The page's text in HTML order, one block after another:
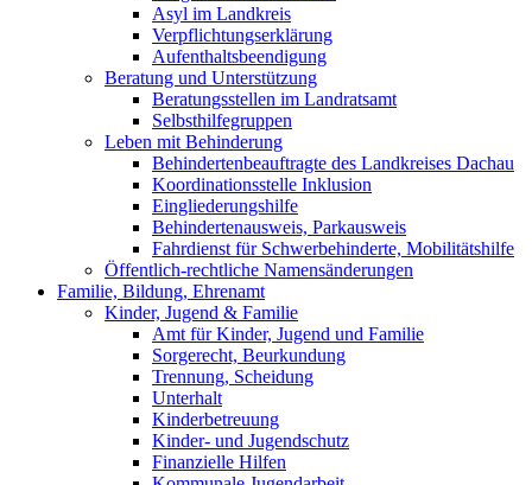
Asyl im Landkreis
Verpflichtungserklärung
Aufenthaltsbeendigung
Beratung und Unterstützung
Beratungsstellen im Landratsamt
Selbsthilfegruppen
Leben mit Behinderung
Behindertenbeauftragte des Landkreises Dachau
Koordinationsstelle Inklusion
Eingliederungshilfe
Behindertenausweis, Parkausweis
Fahrdienst für Schwerbehinderte, Mobilitätshilfe
Öffentlich-rechtliche Namensänderungen
Familie, Bildung, Ehrenamt
Kinder, Jugend & Familie
Amt für Kinder, Jugend und Familie
Sorgerecht, Beurkundung
Trennung, Scheidung
Unterhalt
Kinderbetreuung
Kinder- und Jugendschutz
Finanzielle Hilfen